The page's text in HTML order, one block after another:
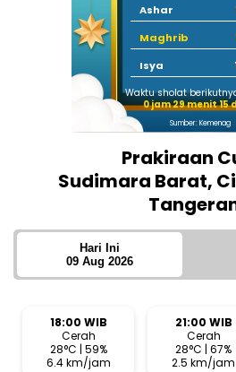
Ashar
Maghrib
Isya
Waktu sholat
0 jam 29 menit 14
Sumber: Kemenag
Prakiraan
Sudimara Barat,
Hari Ini
09 Aug 2026
18:00 WIB
Cerah
28°C | 59%
6.4 km/jam
21:00 WIB
Cerah
28°C | 67%
2.5 km/jam